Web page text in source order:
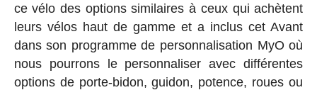
ce vélo des options similaires à ceux qui achètent
leurs vélos haut de gamme et a inclus cet Avant
dans son programme de personnalisation MyO où
nous pourrons le personnaliser avec différentes
options de porte-bidon, guidon, potence, roues ou